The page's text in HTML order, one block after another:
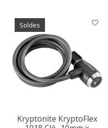
Soldes
Kryptonite KryptoFlex